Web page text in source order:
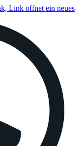
Link öffnet ein neues